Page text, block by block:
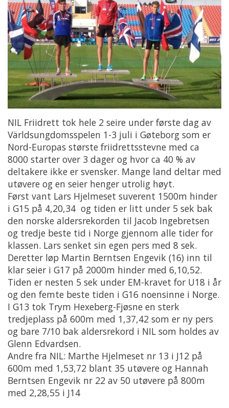
NIL Friidrett tok hele 2 seire under første dag av
Världsungdomsspelen 1-3 juli i Gøteborg som er
Nord-Europas største friidrettsstevne med ca
8000 starter over 3 dager og hvor ca 40 % av
deltakere ikke er svensker. Mange land deltar med
utøvere og en seier henger utrolig høyt.
Først vant Lars Hjelmeset suverent 1500m hinder
i G15 på 4,20,34 og tiden er litt under 5 sek bak
den norske aldersrekorden til Jacob Ingebretsen
og tredje beste tid i Norge gjennom alle tider for
klassen. Lars senket sin egen pers med 8 sek.
Deretter løp Martin Berntsen Engevik (16) inn til
klar seier i G17 på 2000m hinder med 6,10,52.
Tiden er nesten 5 sek under EM-kravet for U18 i år
og den femte beste tiden i G16 noensinne i Norge.
I G13 tok Trym Hexeberg-Fjøsne en sterk
tredjeplass på 600m med 1,37,42 som er ny pers
og bare 7/10 bak aldersrekord i NIL som holdes av
Glenn Edvardsen.
Andre fra NIL: Marthe Hjelmeset nr 13 i J12 på
600m med 1,53,72 blant 35 utøvere og Hannah
Berntsen Engevik nr 22 av 50 utøvere på 800m
med 2,28,55 i J14